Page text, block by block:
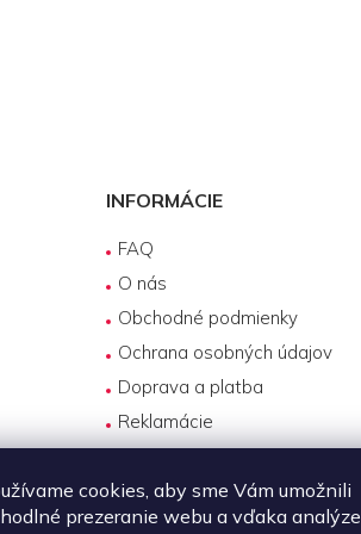
cookies, aby sme Vám umožnili
prezeranie webu a vďaka analýze
INFORMÁCIE
FAQ
O nás
Obchodné podmienky
Ochrana osobných údajov
Doprava a platba
Reklamácie
Servis produktov DJI
Návody na používanie
Požičovňa produktov